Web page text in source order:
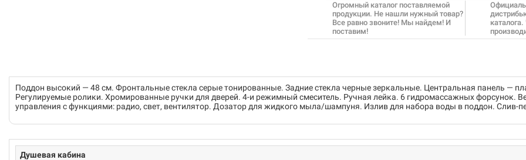
Огромный каталог поставляемой
продукции. Не нашли нужный товар?
Все равно звоните! Мы найдем! И
поставим!
Поддон высокий — 48 см. Фронтальные стекла серые тонированные. Задние стекла черные зеркальные. Центральная панель —
Регулируемые ролики. Хромированные ручки для дверей. 4-и режимный смеситель. Ручная лейка. 6 гидромассажных форсунок.
управления с функциями: радио, свет, вентилятор. Дозатор для жидкого мыла/шампуня. Излив для набора воды в поддон. Слив-
Душевая кабина